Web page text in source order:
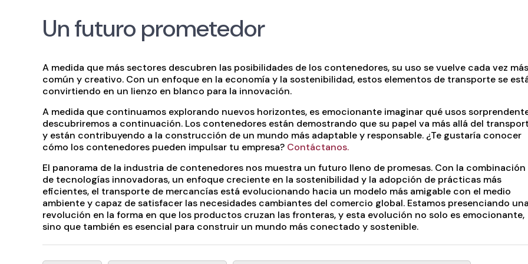
Un futuro prometedor
A medida que más sectores descubren las posibilidades de los contenedores, su uso se vuelve cada vez más
común y creativo. Con un enfoque en la economía y la sostenibilidad, estos elementos de transporte se
convirtiendo en un lienzo en blanco para la innovación.
A medida que continuamos explorando nuevos horizontes, es emocionante imaginar qué usos
descubriremos a continuación. Los contenedores están demostrando que su papel va más allá del
y están contribuyendo a la construcción de un mundo más adaptable y responsable. ¿Te gustaría conocer
cómo los contenedores pueden impulsar tu empresa? Contáctanos.
El panorama de la industria de contenedores nos muestra un futuro lleno de promesas. Con la combinación
de tecnologías innovadoras, un enfoque creciente en la sostenibilidad y la adopción de prácticas más
eficientes, el transporte de mercancías está evolucionando hacia un modelo más amigable con el medio
ambiente y capaz de satisfacer las necesidades cambiantes del comercio global. Estamos presenciando una
revolución en la forma en que los productos cruzan las fronteras, y esta evolución no solo es emocionante,
sino que también es esencial para construir un mundo más conectado y sostenible.